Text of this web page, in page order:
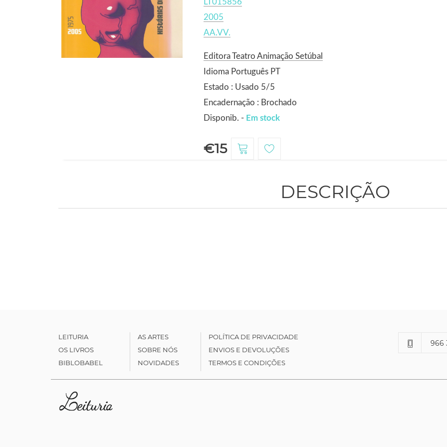
2005
AA.VV.
Editora Teatro Animação Setúbal
Idioma Português PT
Estado : Usado 5/5
Encadernação : Brochado
Disponib. - Em stock
€15
DESCRIÇÃO
LEITURIA
OS LIVROS
BIBLOBABEL
AS ARTES
SOBRE NÓS
NOVIDADES
POLÍTICA DE PRIVACIDADE
ENVIOS E DEVOLUÇÕES
TERMOS E CONDIÇÕES
966